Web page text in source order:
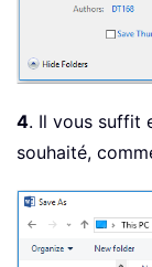
4. Il vous suffit
souhaité,